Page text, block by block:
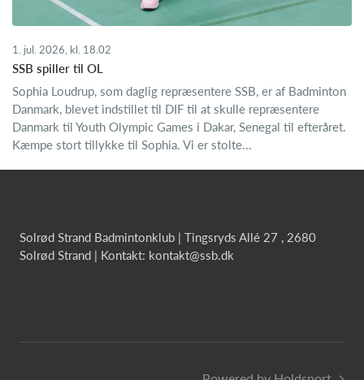
1. jul. 2026, kl. 18.02
SSB spiller til OL
Sophia Loudrup, som daglig repræsentere SSB, er af Badminton
Danmark, blevet indstillet til DIF til at skulle repræsentere
Danmark til Youth Olympic Games i Dakar, Senegal til efteråret.
Kæmpe stort tillykke til Sophia. Vi er stolte...
Solrød Strand Badmintonklub | Tingsryds Allé 27 , 2680
Solrød Strand | Kontakt: kontakt@ssb.dk